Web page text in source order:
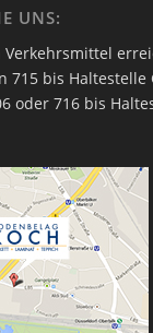
UNS:
715 bis Haltestelle
oder 716 bis